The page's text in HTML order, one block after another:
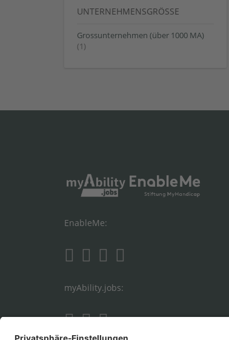
UNTERNEHMENSGRÖSSE
Grossunternehmen (über 1000 MA)
(1)
EnableMe:
myAbility.jobs: